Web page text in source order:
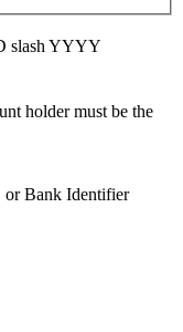
slash YYYY
holder must be the
or Bank Identifier